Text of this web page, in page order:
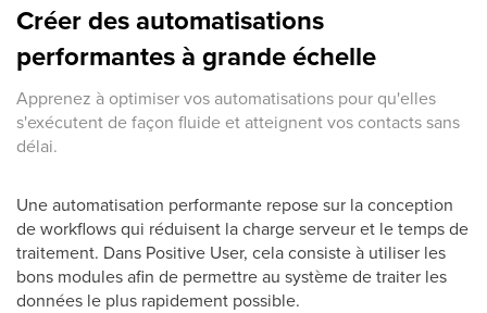
Créer des automatisations
performantes à grande échelle
Apprenez à optimiser vos automatisations pour qu'elles
s'exécutent de façon fluide et atteignent vos contacts sans
délai.
Une automatisation performante repose sur la conception
de workflows qui réduisent la charge serveur et le temps de
traitement. Dans Positive User, cela consiste à utiliser les
bons modules afin de permettre au système de traiter les
données le plus rapidement possible.